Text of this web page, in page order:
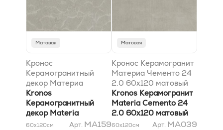
Матовая
Кронос
Керамогранитный
декор Материа
Чементо Хари 60x120
матовый
Kronos
Керамогранитный
декор Materia
Cemento Hari 60x120
60x120см Арт. MA159
Матовая
Кронос Керамогранит
Материа Чементо 24
2.0 60x120 матовый
Kronos Керамогранит
Materia Cemento 24
2.0 60x120 матовый
60x120см Арт. MA039